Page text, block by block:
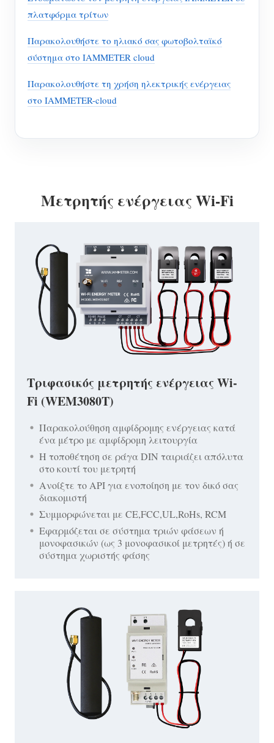
πλατφόρμα τρίτων
Παρακολουθήστε το ηλιακό σας φωτοβολταϊκό
σύστημα στο IAMMETER cloud
Παρακολουθήστε τη χρήση ηλεκτρικής ενέργειας
στο IAMMETER-cloud
Μετρητής ενέργειας Wi-Fi
Τριφασικός μετρητής ενέργειας Wi-
Fi (WEM3080T)
Παρακολούθηση αμφίδρομης ενέργειας κατά
ένα μέτρο με αμφίδρομη λειτουργία
Η τοποθέτηση σε ράγα DIN ταιριάζει απόλυτα
στο κουτί του μετρητή
Ανοίξτε το API για ενοποίηση με τον δικό σας
διακομιστή
Συμμορφώνεται με CE,FCC,UL,RoHs, RCM
Εφαρμόζεται σε σύστημα τριών φάσεων ή
μονοφασικών (ως 3 μονοφασικοί μετρητές) ή σε
σύστημα χωριστής φάσης